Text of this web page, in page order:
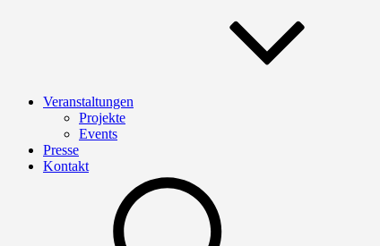
Veranstaltungen
Projekte
Events
Presse
Kontakt